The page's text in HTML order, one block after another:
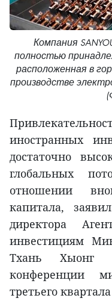
Компания
полностью
расположенная в
производстве
иностранных
достаточно
глобальных
отношении
капитала,
директора
инвестициям
Тхань Хыонг
конференции
третьего